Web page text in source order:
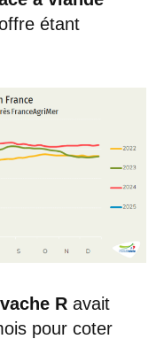
étant
vache R avait
pour coter